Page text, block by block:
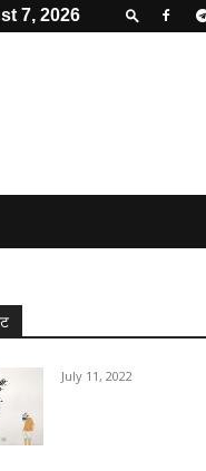
7, 2026
July 11, 2022